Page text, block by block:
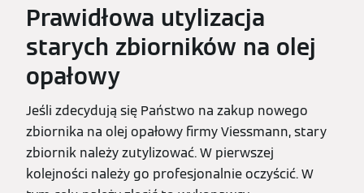
Prawidłowa utylizacja
starych zbiorników na olej
opałowy
Jeśli zdecydują się Państwo na zakup nowego
zbiornika na olej opałowy firmy Viessmann, stary
zbiornik należy zutylizować. W pierwszej
kolejności należy go profesjonalnie oczyścić. W